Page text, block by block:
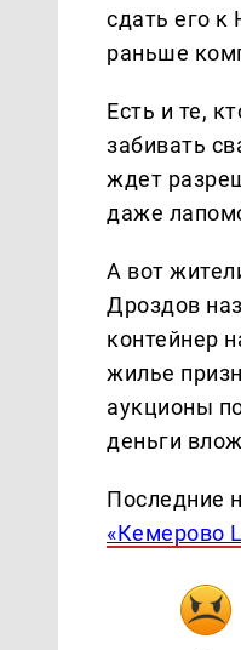
сдать его к
раньше
Есть и те,
забивать
ждет
даже
А вот
Дроздов
контейнер
жилье
аукционы
деньги
Последние
«Кемерово